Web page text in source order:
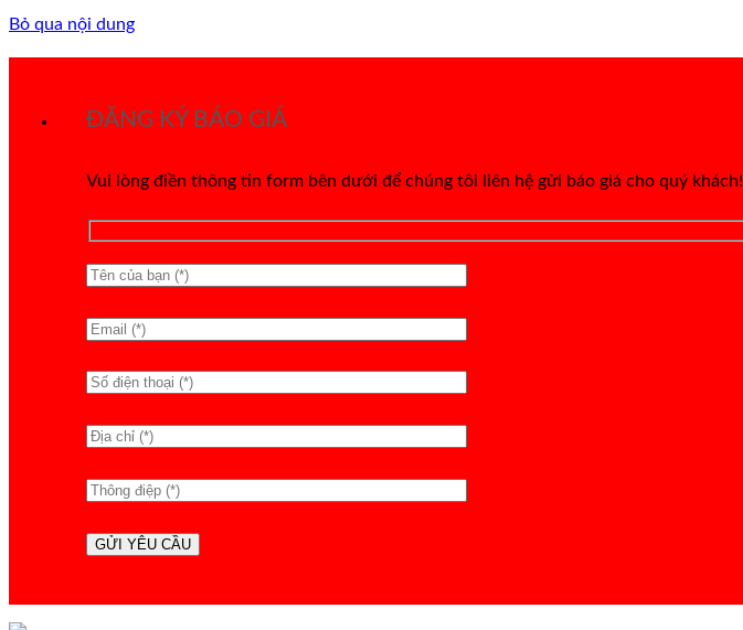
Bỏ qua nội dung
ĐĂNG KÝ BÁO GIÁ
Vui lòng điền thông tin form bên dưới để chúng tôi liên hệ gửi báo giá cho quý khách!